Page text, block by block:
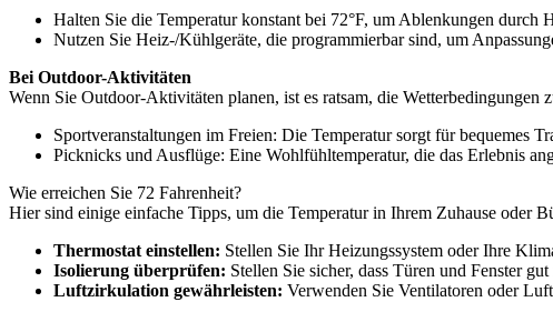
Halten Sie die Temperatur konstant bei 72°F, um Ablenkungen durch
Nutzen Sie Heiz-/Kühlgeräte, die programmierbar sind, um
Bei Outdoor-Aktivitäten
Wenn Sie Outdoor-Aktivitäten planen, ist es ratsam, die Wetterbedingungen
Sportveranstaltungen im Freien: Die Temperatur sorgt für bequemes
Picknicks und Ausflüge: Eine Wohlfühltemperatur, die das Erlebnis
Wie erreichen Sie 72 Fahrenheit?
Hier sind einige einfache Tipps, um die Temperatur in Ihrem Zuhause oder
Thermostat einstellen: Stellen Sie Ihr Heizungssystem oder Ihre
Isolierung überprüfen: Stellen Sie sicher, dass Türen und Fenster
Luftzirkulation gewährleisten: Verwenden Sie Ventilatoren oder